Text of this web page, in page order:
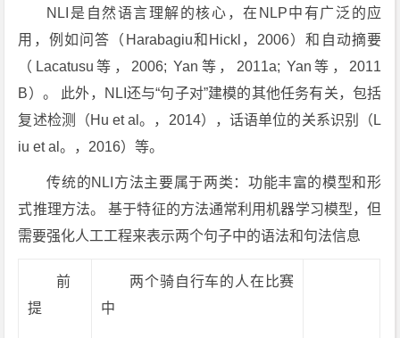
NLI是自然语言理解的核心，在NLP中有广泛的应
用，例如问答（Harabagiu和Hickl，2006）和自动摘要
（Lacatusu等，2006; Yan等，2011a; Yan等，2011
B）。 此外，NLI还与“句子对”建模的其他任务有关，包括
复述检测（Hu et al。，2014），话语单位的关系识别（L
iu et al。，2016）等。
传统的NLI方法主要属于两类：功能丰富的模型和形
式推理方法。 基于特征的方法通常利用机器学习模型，但
需要强化人工工程来表示两个句子中的语法和句法信息
前
提
两个骑自行车的人在比赛
中